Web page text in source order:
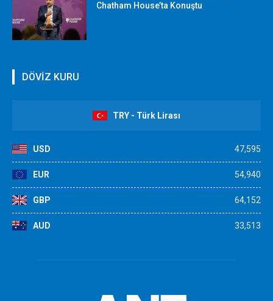
Chatham House’ta Konuştu
DÖVİZ KURU
TRY - Türk Lirası
USD 47,595
EUR 54,940
GBP 64,152
AUD 33,513